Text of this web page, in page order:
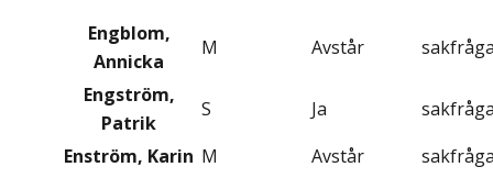
Engblom,
Annicka
M Avstår
Engström,
Patrik
S Ja
Enström, Karin M Avstår